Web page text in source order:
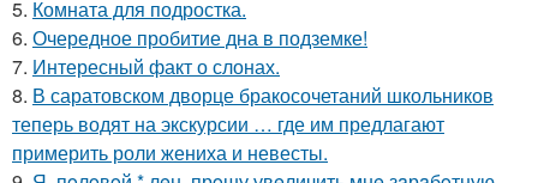
5. Комната для подростка.
6. Очередное пробитие дна в подземке!
7. Интересный факт о слонах.
8. В саратовском дворце бракосочетаний школьников
теперь водят на экскурсии … где им предлагают
примерить роли жениха и невесты.